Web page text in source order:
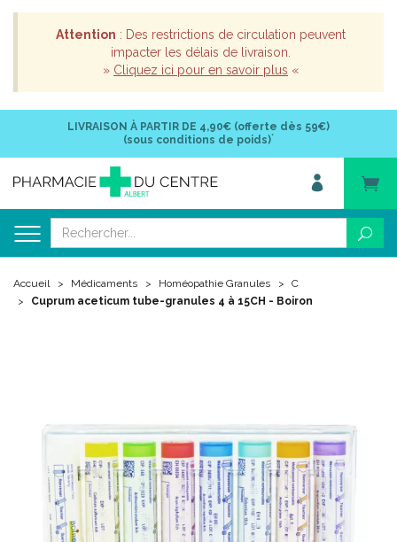
Attention : Des restrictions de circulation peuvent
impacter les délais de livraison.
» Cliquez ici pour en savoir plus «
LIVRAISON À PARTIR DE 4,90€ (offerte dès 59€)
(sous conditions de poids)*
Accueil Médicaments Homéopathie Granules
C
Cuprum aceticum tube-granules 4 à 15CH - Boiron